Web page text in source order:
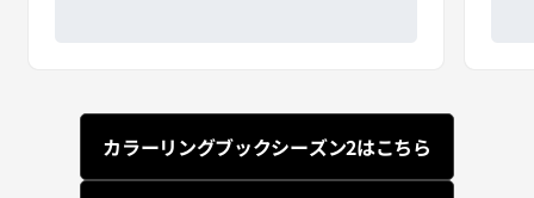
カラーリングブックシーズン2はこちら